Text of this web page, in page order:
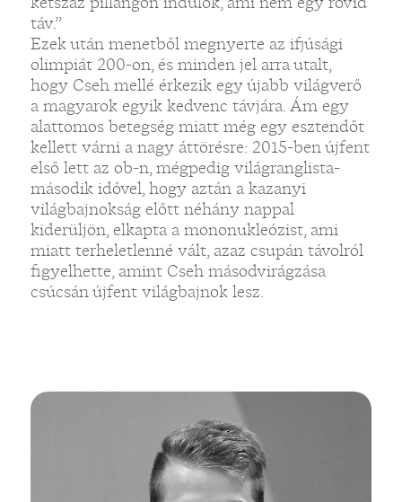
táv.”
Ezek után menetből megnyerte az ifjúsági
olimpiát 200-on, és minden jel arra utalt,
hogy Cseh mellé érkezik egy újabb világverő
a magyarok egyik kedvenc távjára. Ám egy
alattomos betegség miatt még egy esztendőt
kellett várni a nagy áttörésre: 2015-ben újfent
első lett az ob-n, mégpedig világranglista-
második idővel, hogy aztán a kazanyi
világbajnokság előtt néhány nappal
kiderüljön, elkapta a mononukleózist, ami
miatt terheletlenné vált, azaz csupán távolról
figyelhette, amint Cseh másodvirágzása
csúcsán újfent világbajnok lesz.